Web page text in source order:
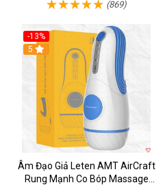
(869)
-13%
5
Âm Đạo Giả Leten AMT AirCraft
Rung Mạnh Co Bóp Massage